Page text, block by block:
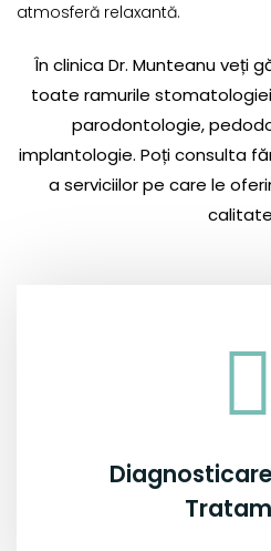
atmosferă relaxantă.
În clinica Dr. Munteanu veți
toate ramurile
parodontologie,
implantologie. Poți consulta
a serviciilor pe care le